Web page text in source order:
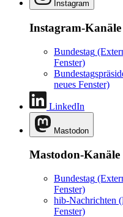
Instagram
Instagram-Kanäle
Bundestag
Fenster)
neues Fenster)
LinkedIn
Mastodon
Mastodon-Kanäle
Bundestag
Fenster)
hib-Nachrichten
Fenster)